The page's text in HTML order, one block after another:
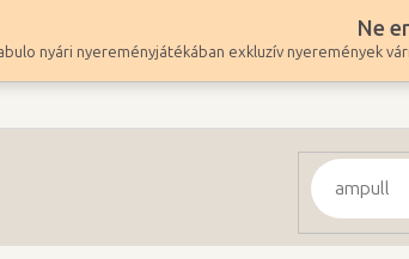
Ne
nyári nyereményjátékában exkluzív nyeremények